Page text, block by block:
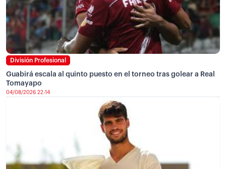
División Profesional
Guabirá escala al quinto puesto en el torneo tras golear a Real
Tomayapo
04/08/2026 22:14